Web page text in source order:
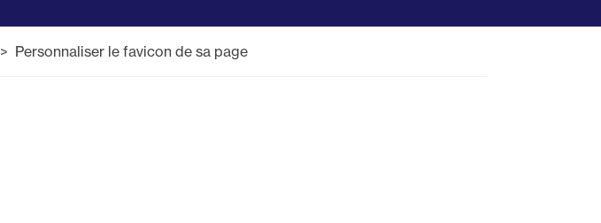
Personnaliser le favicon de sa page